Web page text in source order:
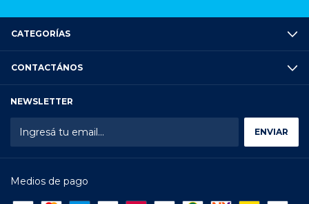
CATEGORÍAS
CONTACTÁNOS
NEWSLETTER
Medios de pago